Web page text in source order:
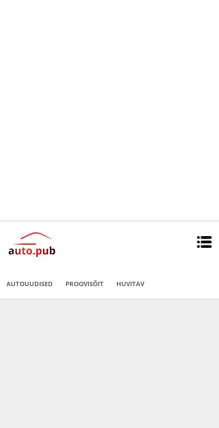
AUTOUUDISED PROOVISÕIT HUVITAV